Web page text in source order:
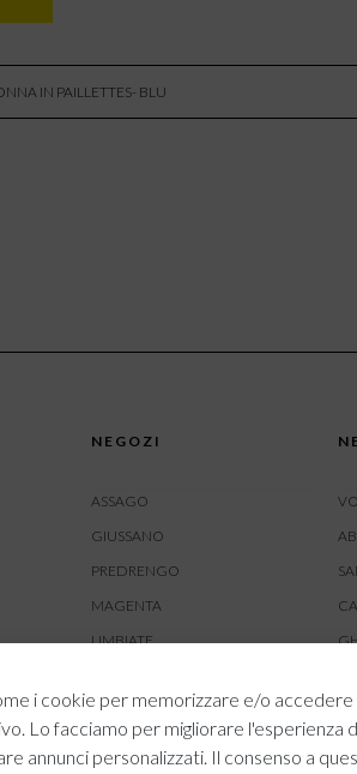
i cookie per memorizzare e/o accedere
Lo facciamo per migliorare l'esperienza
annunci personalizzati. Il consenso a
IN PAILLETTES- BLU
NEGOZI
ASSAGO
GIUSSANO
PREDRENGO
MAGENTA
LIMBIATE
BUSNAGO